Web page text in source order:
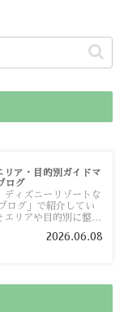
リア・目的別ガイドマ
ログ
ィズニーリゾートな
ログ」で紹介してい
エリアや目的別に整理
に見つけていただけま
2026.06.08